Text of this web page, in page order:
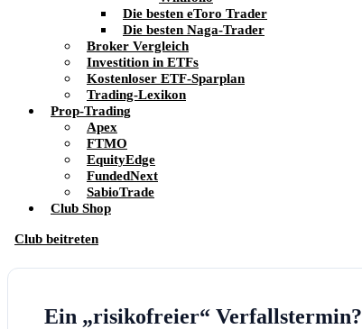
Die besten eToro Trader
Die besten Naga-Trader
Broker Vergleich
Investition in ETFs
Kostenloser ETF-Sparplan
Trading-Lexikon
Prop-Trading
Apex
FTMO
EquityEdge
FundedNext
SabioTrade
Club Shop
Club beitreten
Ein „risikofreier“ Verfallstermin?